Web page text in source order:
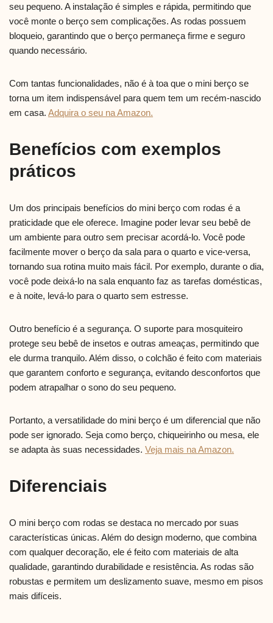
seu pequeno. A instalação é simples e rápida, permitindo que
você monte o berço sem complicações. As rodas possuem
bloqueio, garantindo que o berço permaneça firme e seguro
quando necessário.
Com tantas funcionalidades, não é à toa que o mini berço se
torna um item indispensável para quem tem um recém-nascido
em casa. Adquira o seu na Amazon.
Benefícios com exemplos
práticos
Um dos principais benefícios do mini berço com rodas é a
praticidade que ele oferece. Imagine poder levar seu bebê de
um ambiente para outro sem precisar acordá-lo. Você pode
facilmente mover o berço da sala para o quarto e vice-versa,
tornando sua rotina muito mais fácil. Por exemplo, durante o dia,
você pode deixá-lo na sala enquanto faz as tarefas domésticas,
e à noite, levá-lo para o quarto sem estresse.
Outro benefício é a segurança. O suporte para mosquiteiro
protege seu bebê de insetos e outras ameaças, permitindo que
ele durma tranquilo. Além disso, o colchão é feito com materiais
que garantem conforto e segurança, evitando desconfortos que
podem atrapalhar o sono do seu pequeno.
Portanto, a versatilidade do mini berço é um diferencial que não
pode ser ignorado. Seja como berço, chiqueirinho ou mesa, ele
se adapta às suas necessidades. Veja mais na Amazon.
Diferenciais
O mini berço com rodas se destaca no mercado por suas
características únicas. Além do design moderno, que combina
com qualquer decoração, ele é feito com materiais de alta
qualidade, garantindo durabilidade e resistência. As rodas são
robustas e permitem um deslizamento suave, mesmo em pisos
mais difíceis.